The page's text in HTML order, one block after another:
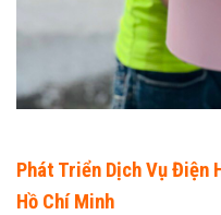
Phát Triển Dịch Vụ Điện
Hồ Chí Minh